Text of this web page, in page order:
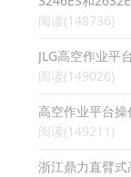
阅读(148736)
JLG高空作业平
阅读(149026)
高空作业平台
阅读(149211)
浙江鼎力直臂